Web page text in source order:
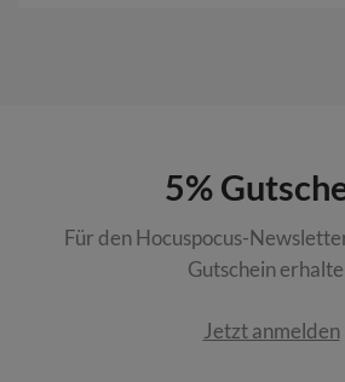
5%
Für den Hocuspocus-
Gutschein
Jetzt anmelden